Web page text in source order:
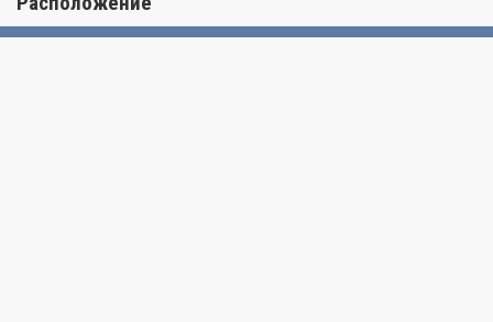
Привлекательные очертания башни гармонично сочетаются с